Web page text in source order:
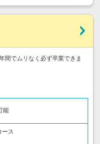
間でムリなく必ず卒業できま
能
ス